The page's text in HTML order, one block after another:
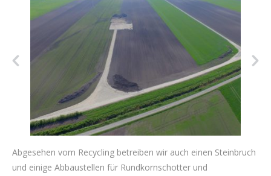
Abgesehen vom Recycling betreiben wir auch einen Steinbruch
und einige Abbaustellen für Rundkornschotter und